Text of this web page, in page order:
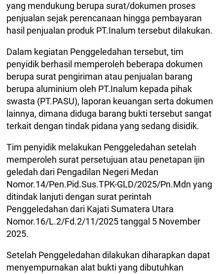
yang mendukung berupa surat/dokumen proses
penjualan sejak perencanaan hingga pembayaran
hasil penjualan produk PT.Inalum tersebut dilakukan.
Dalam kegiatan Penggeledahan tersebut, tim
penyidik berhasil memperoleh beberapa dokumen
berupa surat pengiriman atau penjualan barang
berupa aluminium oleh PT.Inalum kepada pihak
swasta (PT.PASU), laporan keuangan serta dokumen
lainnya, dimana diduga barang bukti tersebut sangat
terkait dengan tindak pidana yang sedang disidik.
Tim penyidik melakukan Penggeledahan setelah
memperoleh surat persetujuan atau penetapan ijin
geledah dari Pengadilan Negeri Medan
Nomor.14/Pen.Pid.Sus.TPK-GLD/2025/Pn.Mdn yang
ditindak lanjuti dengan surat perintah
Penggeledahan dari Kajati Sumatera Utara
Nomor.16/L.2/Fd.2/11/2025 tanggal 5 November
2025.
Setelah Penggeledahan dilakukan diharapkan dapat
menyempurnakan alat bukti yang dibutuhkan